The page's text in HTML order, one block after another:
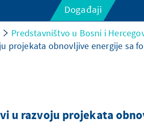
Događaji
Predstavništvo u Bosni i
projekata obnovljive energije sa
u razvoju projekata